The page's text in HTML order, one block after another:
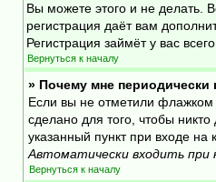
Вы можете этого и не делать.
регистрация даёт вам
Регистрация займёт у вас
Вернуться к началу
» Почему мне периодически
Если вы не отметили флажком
сделано для того, чтобы
указанный пункт при входе
Автоматически входить при
Вернуться к началу